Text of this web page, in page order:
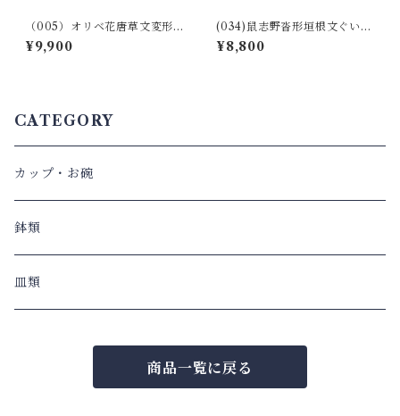
（005）オリベ花唐草文変形
長角鉢
¥9,900
(034)鼠志野沓形垣根文ぐい呑
（桐箱入り）
¥8,800
CATEGORY
カップ・お碗
鉢類
皿類
商品一覧に戻る